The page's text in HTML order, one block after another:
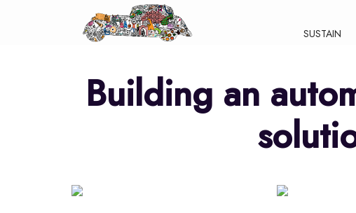
SUSTAIN
Building an